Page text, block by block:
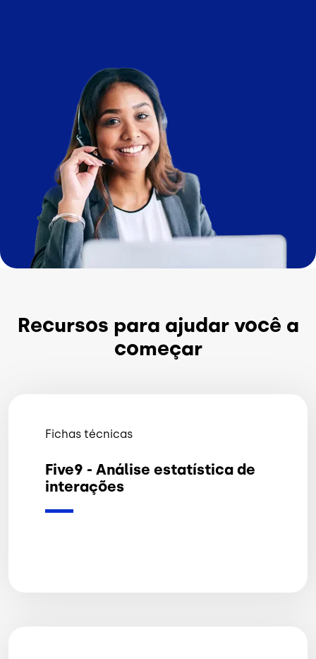
Recursos para ajudar você a
começar
Fichas técnicas
Five9 - Análise estatística de
interações